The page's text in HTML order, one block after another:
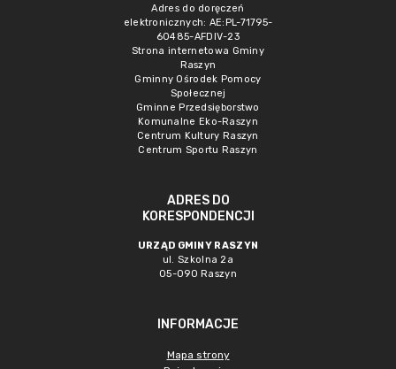
Adres do doręczeń
elektronicznych: AE:PL-71795-
60485-AFDIV-23
Strona internetowa Gminy
Raszyn
Gminny Ośrodek Pomocy
Społecznej
Gminne Przedsięborstwo
Komunalne Eko-Raszyn
Centrum Kultury Raszyn
Centrum Sportu Raszyn
ADRES DO
KORESPONDENCJI
URZĄD GMINY RASZYN
ul. Szkolna 2a
05-090 Raszyn
INFORMACJE
Mapa strony